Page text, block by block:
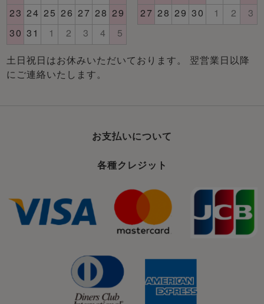
土日祝日はお休みいただいております。 翌営業日以降
にご連絡いたします。
お支払いについて
各種クレジット